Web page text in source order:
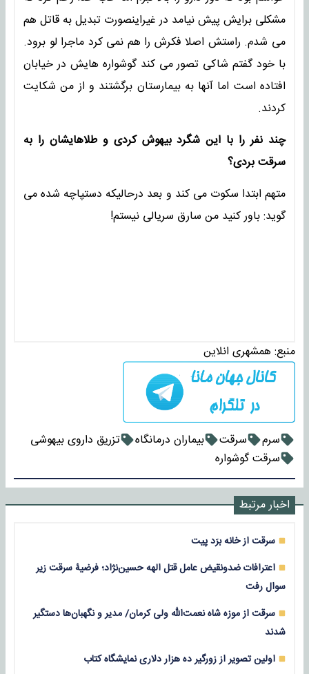
مشکلی برایش پیش نیامد در غیراینصورت تبدیل به قاتل هم
می شدم. راستش اصلا فکرش را هم نمی کرد ماجرا لو برود.
با خود گفتم شاکی تصور می کند گوشواره هایش در خیابان
افتاده است اما آنها به بیمارستان برگشتند و از من شکایت
کردند.
چند نفر را با این شگرد بیهوش کردی و طلاهایشان را به
سرقت بردی؟
متهم ابتدا سکوت می کند و بعد درحالیکه دستپاچه شده می
گوید: باور کنید من سارق سریالی نیستم!
منبع: همشهری انلاین
سرم سرقت بیماران درمانگاه
تزریق داروی بیهوشی
سرقت گوشواره
اخبار مرتبط
سرقت از خانه برَد پیت
اعترافات ضدونقیض عامل قتل الهه حسین‌نژاد؛ فرضیۀ سرقت زیر
سوال رفت
سرقت از موزه شاه نعمت‌الله ولی کرمان/ مدیر و نگهبان‌ها دستگیر
شدند
اولین تصویر از زورگیر ده هزار دلاری نمایشگاه کتاب